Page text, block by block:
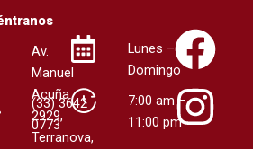
Av.
Manuel
Acuña
2929,
Terranova,
(33) 3642
0773
Lunes –
Domingo
7:00 am –
11:00 pm
F
a
c
I
n
s